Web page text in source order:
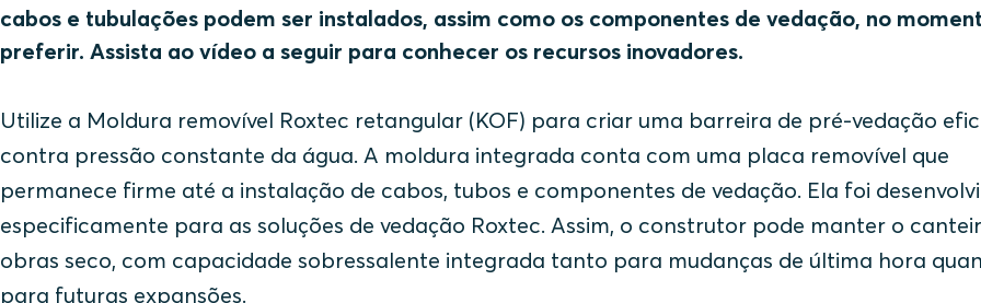
cabos e tubulações podem ser instalados, assim como os componentes de vedação, no
preferir. Assista ao vídeo a seguir para conhecer os recursos inovadores.
Utilize a Moldura removível Roxtec retangular (KOF) para criar uma barreira de pré-vedação
contra pressão constante da água. A moldura integrada conta com uma placa removível que
permanece firme até a instalação de cabos, tubos e componentes de vedação. Ela foi
especificamente para as soluções de vedação Roxtec. Assim, o construtor pode manter o
obras seco, com capacidade sobressalente integrada tanto para mudanças de última hora
para futuras expansões.